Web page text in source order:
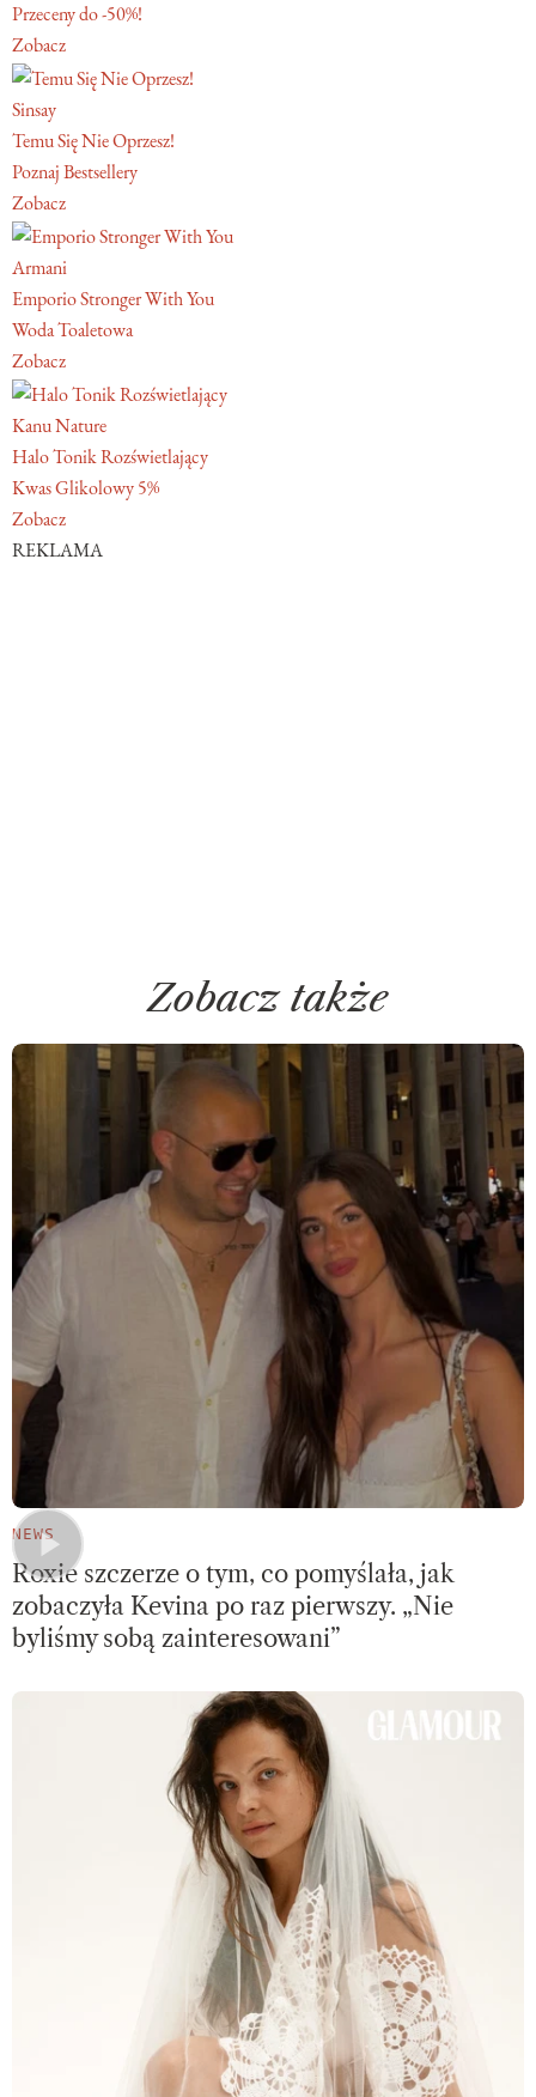
Przeceny do -50%!
Zobacz
Sinsay
Temu Się Nie Oprzesz!
Poznaj Bestsellery
Zobacz
Armani
Emporio Stronger With You
Woda Toaletowa
Zobacz
Kanu Nature
Halo Tonik Rozświetlający
Kwas Glikolowy 5%
Zobacz
REKLAMA
Zobacz także
NEWS
Roxie szczerze o tym, co pomyślała, jak
zobaczyła Kevina po raz pierwszy. „Nie
byliśmy sobą zainteresowani”